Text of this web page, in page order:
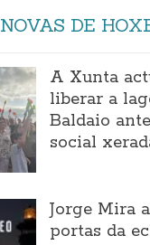
NOVAS DE
A Xunta
liberar a
Baldaio
social
Jorge Mira
portas da